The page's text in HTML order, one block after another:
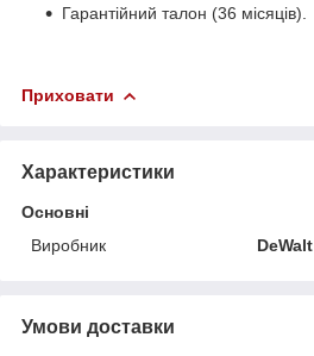
Гарантійний талон (36 місяців).
Приховати
Характеристики
Основні
Виробник
DeWalt
Умови доставки